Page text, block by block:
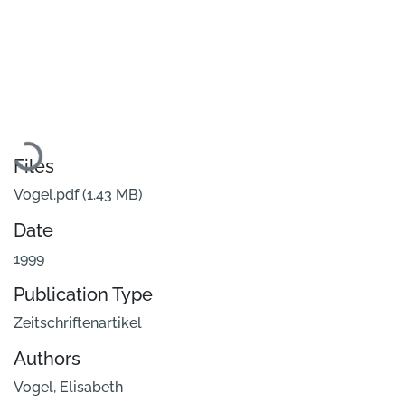
Loading...
Files
Vogel.pdf(1.43 MB)
Date
1999
Publication Type
Zeitschriftenartikel
Authors
Vogel, Elisabeth